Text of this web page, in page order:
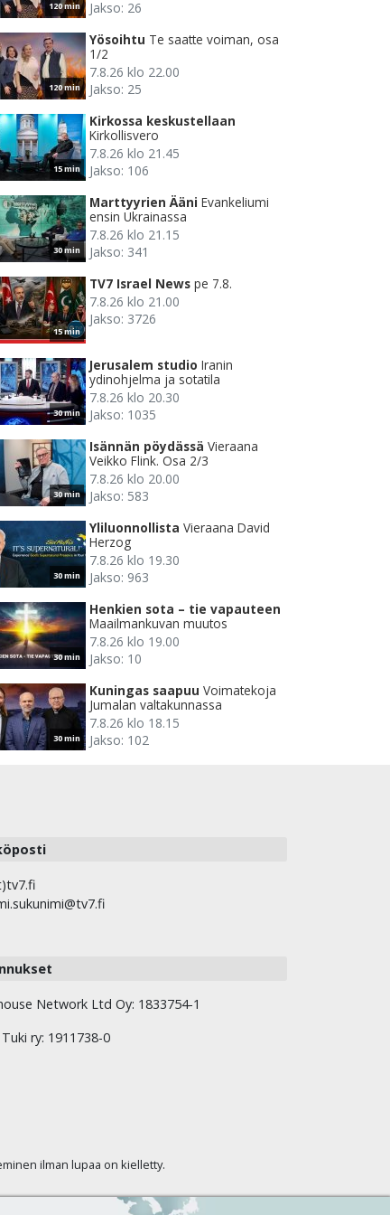
120 min Jakso: 26
120 min
Yösoihtu Te saatte voiman, osa
1/2
7.8.26 klo 22.00
Jakso: 25
15 min
Kirkossa keskustellaan
Kirkollisvero
7.8.26 klo 21.45
Jakso: 106
30 min
Marttyyrien Ääni Evankeliumi
ensin Ukrainassa
7.8.26 klo 21.15
Jakso: 341
15 min
TV7 Israel News pe 7.8.
7.8.26 klo 21.00
Jakso: 3726
30 min
Jerusalem studio Iranin
ydinohjelma ja sotatila
7.8.26 klo 20.30
Jakso: 1035
30 min
Isännän pöydässä Vieraana
Veikko Flink. Osa 2/3
7.8.26 klo 20.00
Jakso: 583
30 min
Yliluonnollista Vieraana David
Herzog
7.8.26 klo 19.30
Jakso: 963
30 min
Henkien sota – tie vapauteen
Maailmankuvan muutos
7.8.26 klo 19.00
Jakso: 10
30 min
Kuningas saapuu Voimatekoja
Jumalan valtakunnassa
7.8.26 klo 18.15
Jakso: 102
Network Ltd Oy: 1833754-1
ry: 1911738-0
ilman lupaa on kielletty.